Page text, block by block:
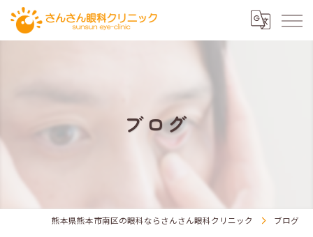
ブログ
熊本県熊本市南区の眼科ならさんさん眼科クリニック ブログ